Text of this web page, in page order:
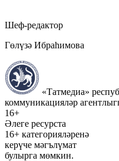
Шеф-редактор
Гөлүзә Ибраһимова
«Татмедиа»
коммуникацияләр
16+
Әлеге ресурста
16+ категорияләренә
керүче мәгълүмат
булырга мөмкин.